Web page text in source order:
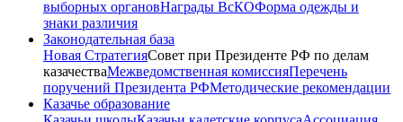
выборных органовНаграды ВсКОФорма одежды и
знаки различия
Законодательная база
Новая СтратегияСовет при Президенте РФ по делам
казачестваМежведомственная комиссияПеречень
поручений Президента РФМетодические рекомендации
Казачье образование